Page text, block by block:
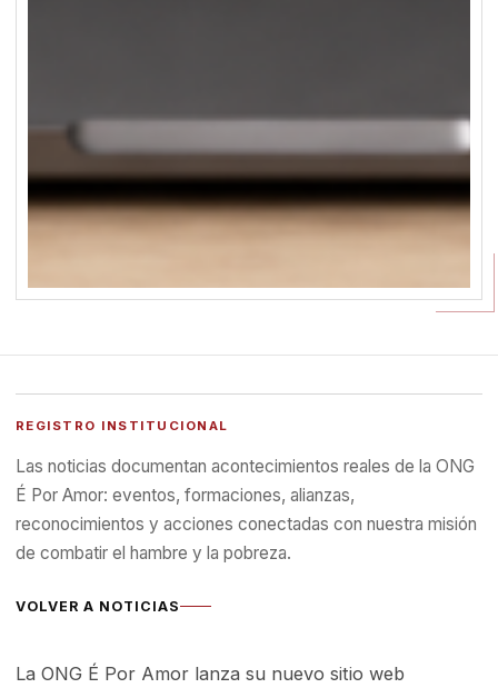
REGISTRO INSTITUCIONAL
Las noticias documentan acontecimientos reales de la ONG
É Por Amor: eventos, formaciones, alianzas,
reconocimientos y acciones conectadas con nuestra misión
de combatir el hambre y la pobreza.
VOLVER A NOTICIAS
La ONG É Por Amor lanza su nuevo sitio web